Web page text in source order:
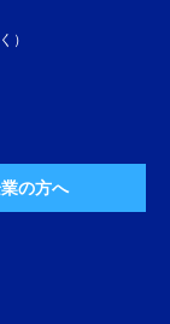
）
の方へ